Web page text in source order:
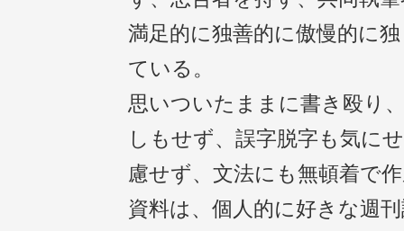
満足的に独善的に傲慢的に
ている。
思いついたままに書き殴り
しもせず、誤字脱字も気に
慮せず、文法にも無頓着で
資料は、個人的に好きな週